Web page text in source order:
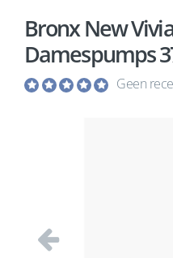
Bronx New
Damespumps
Geen
Vorige